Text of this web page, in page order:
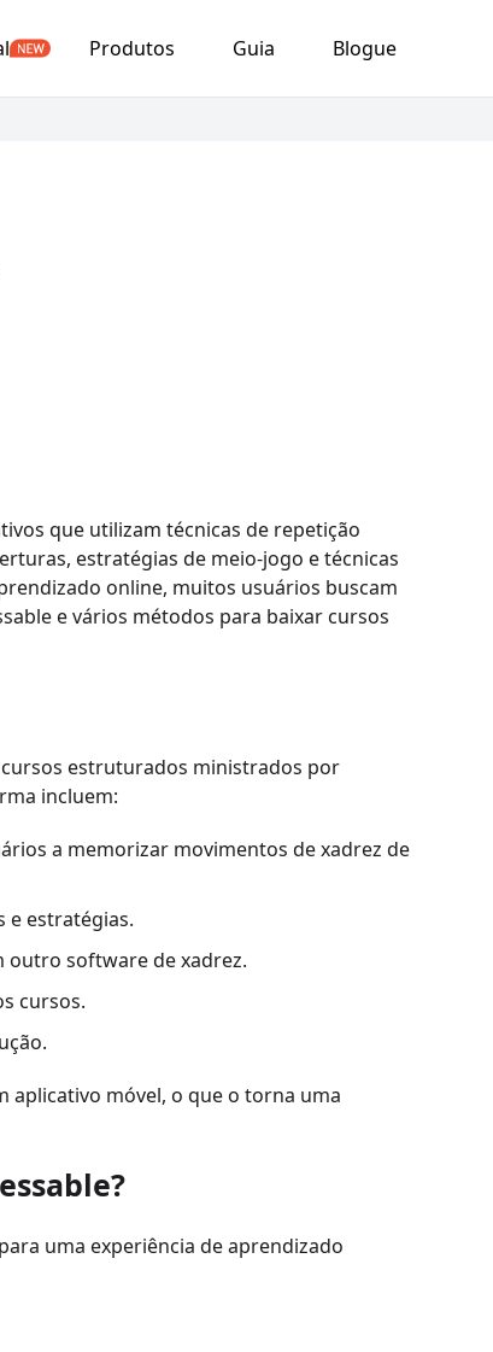
Produtos Guia Blogue
que utilizam técnicas de repetição
estratégias de meio-jogo e técnicas
online, muitos usuários buscam
e vários métodos para baixar cursos
estruturados ministrados por
incluem:
a memorizar movimentos de xadrez de
e estratégias.
outro software de xadrez.
cursos.
aplicativo móvel, o que o torna uma
uma experiência de aprendizado